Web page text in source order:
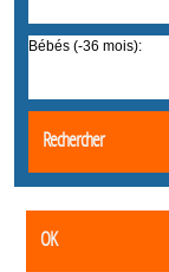
Bébés (-36 mois):
Rechercher
OK